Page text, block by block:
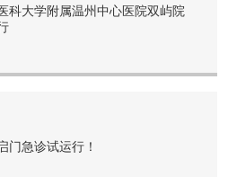
科大学附属温州中心医院双屿院
门急诊试运行！